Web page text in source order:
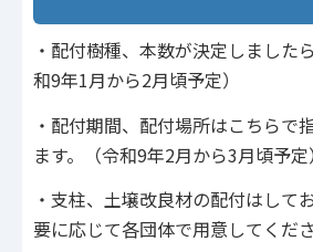
・配付樹種、本数が決定しました
和9年1月から2月頃予定）
・配付期間、配付場所はこちらで
ます。（令和9年2月から3月頃予定）
・支柱、土壌改良材の配付はして
要に応じて各団体で用意してくださ